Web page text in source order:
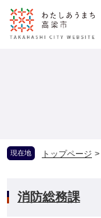
現在地 トップページ >
消防総務課